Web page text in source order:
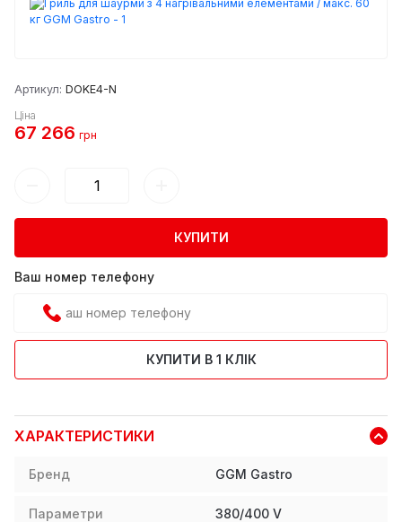
Артикул: DOKE4-N
Ціна
67 266 грн
КУПИТИ
Ваш номер телефону
КУПИТИ В 1 КЛІК
ХАРАКТЕРИСТИКИ
Бренд GGM Gastro
Параметри
380/400 V